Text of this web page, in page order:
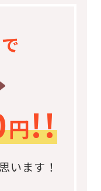
円!!
います！